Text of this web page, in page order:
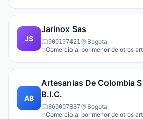
JS
Jarinox Sas
900197421
Bogota
Comercio al por menor de otros
AB
Artesanias De Colombia
B.I.C.
860007887
Bogota
Comercio al por menor de otros